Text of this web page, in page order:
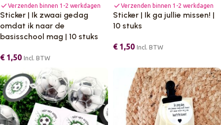
checkVerzenden binnen 1-2 werkdagen
Sticker | Ik zwaai gedag
omdat ik naar de
basisschool mag | 10 stuks
€1,50 Incl. BTW
checkVerzenden binnen 1-2 werkdagen
Sticker | Ik ga jullie missen! |
10 stuks
€1,50 Incl. BTW